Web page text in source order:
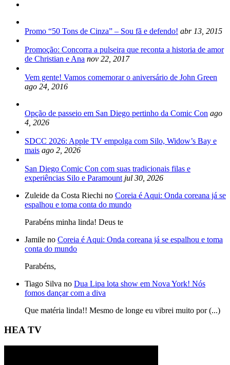
Promo “50 Tons de Cinza” – Sou fã e defendo! abr 13, 2015
Promoção: Concorra a pulseira que reconta a historia de amor
de Christian e Ana nov 22, 2017
Vem gente! Vamos comemorar o aniversário de John Green
ago 24, 2016
Opção de passeio em San Diego pertinho da Comic Con ago
4, 2026
SDCC 2026: Apple TV empolga com Silo, Widow’s Bay e
mais ago 2, 2026
San Diego Comic Con com suas tradicionais filas e
experiências Silo e Paramount jul 30, 2026
Zuleide da Costa Riechi no Coreia é Aqui: Onda coreana já se
espalhou e toma conta do mundo
Parabéns minha linda! Deus te
Jamile no Coreia é Aqui: Onda coreana já se espalhou e toma
conta do mundo
Parabéns,
Tiago Silva no Dua Lipa lota show em Nova York! Nós
fomos dançar com a diva
Que matéria linda!! Mesmo de longe eu vibrei muito por (...)
HEA TV